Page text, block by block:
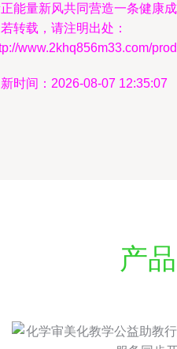
能量新风共同营造一条健康
转载，请注明出处：
www.2khq856m33.com/
时间：2026-08-07 12:35:07
产